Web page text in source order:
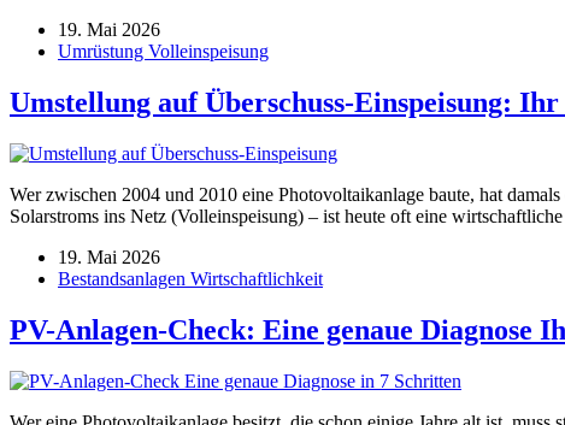
19. Mai 2026
Umrüstung Volleinspeisung
Umstellung auf Überschuss-Einspeisung:
Wer zwischen 2004 und 2010 eine Photovoltaikanlage baute, hat
Solarstroms ins Netz (Volleinspeisung) – ist heute oft eine
19. Mai 2026
Bestandsanlagen Wirtschaftlichkeit
PV-Anlagen-Check: Eine genaue Diagnose